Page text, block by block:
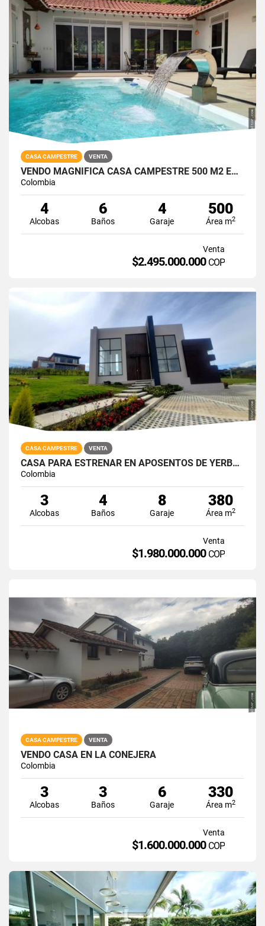
CASA CAMPESTRE VENTA
VENDO MAGNÍFICA CASA CAMPESTRE 500 M2 EN CONJUNTO CERRADO LA VEGA
Colombia
4
Alcobas
6
Baños
4
Garaje
500
Área m2
Venta
$2.495.000.000 COP
CASA CAMPESTRE VENTA
CASA PARA ESTRENAR EN APOSENTOS DE YERBABUENA
Colombia
3
Alcobas
4
Baños
8
Garaje
380
Área m2
Venta
$1.980.000.000 COP
CASA CAMPESTRE VENTA
VENDO CASA EN LA CONEJERA
Colombia
3
Alcobas
3
Baños
6
Garaje
330
Área m2
Venta
$1.600.000.000 COP